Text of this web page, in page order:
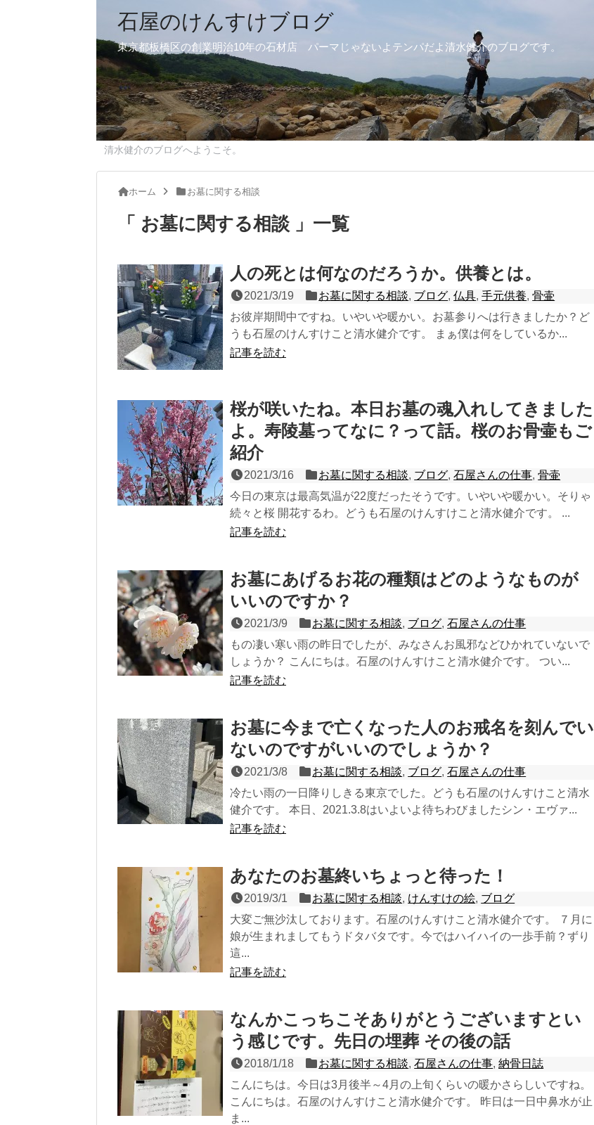
石屋のけんすけブログ
東京都板橋区の創業明治10年の石材店 パーマじゃないよテンパだよ清水健介のブログです。
清水健介のブログへようこそ。
ホーム お墓に関する相談
「 お墓に関する相談 」一覧
人の死とは何なのだろうか。供養とは。
2021/3/19 お墓に関する相談, ブログ,仏具,手元供養,骨壷
お彼岸期間中ですね。いやいや暖かい。お墓参りへは行きましたか？ど
うも石屋のけんすけこと清水健介です。 まぁ僕は何をしているか...
記事を読む
桜が咲いたね。本日お墓の魂入れしてきました
よ。寿陵墓ってなに？って話。桜のお骨壷もご
紹介
2021/3/16 お墓に関する相談, ブログ,石屋さんの仕事,骨壷
今日の東京は最高気温が22度だったそうです。いやいや暖かい。そりゃ
続々と桜 開花するわ。どうも石屋のけんすけこと清水健介です。 ...
記事を読む
お墓にあげるお花の種類はどのようなものが
いいのですか？
2021/3/9 お墓に関する相談, ブログ,石屋さんの仕事
もの凄い寒い雨の昨日でしたが、みなさんお風邪などひかれていないで
しょうか？ こんにちは。石屋のけんすけこと清水健介です。 つい...
記事を読む
お墓に今まで亡くなった人のお戒名を刻んでい
ないのですがいいのでしょうか？
2021/3/8 お墓に関する相談, ブログ,石屋さんの仕事
冷たい雨の一日降りしきる東京でした。どうも石屋のけんすけこと清水
健介です。 本日、2021.3.8はいよいよ待ちわびましたシン・エヴァ...
記事を読む
あなたのお墓終いちょっと待った！
2019/3/1 お墓に関する相談, けんすけの絵, ブログ
大変ご無沙汰しております。石屋のけんすけこと清水健介です。 ７月に
娘が生まれましてもうドタバタです。今ではハイハイの一歩手前？ずり
這...
記事を読む
なんかこっちこそありがとうございますとい
う感じです。先日の埋葬 その後の話
2018/1/18 お墓に関する相談,石屋さんの仕事,納骨日誌
こんにちは。今日は3月後半～4月の上旬くらいの暖かさらしいですね。
こんにちは。石屋のけんすけこと清水健介です。 昨日は一日中鼻水が止
ま...